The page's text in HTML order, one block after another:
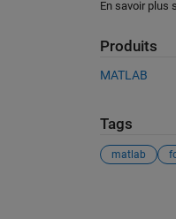
En savoir plus
Produits
MATLAB
Tags
matlab